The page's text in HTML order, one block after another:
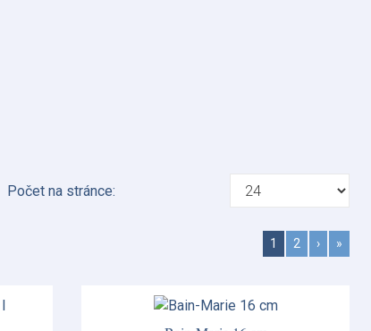
Počet na stránce:
1 2 › »